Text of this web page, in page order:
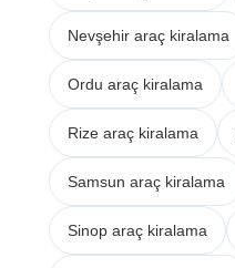
Nevşehir araç kiralama
Ordu araç kiralama
Rize araç kiralama
Samsun araç kiralama
Sinop araç kiralama